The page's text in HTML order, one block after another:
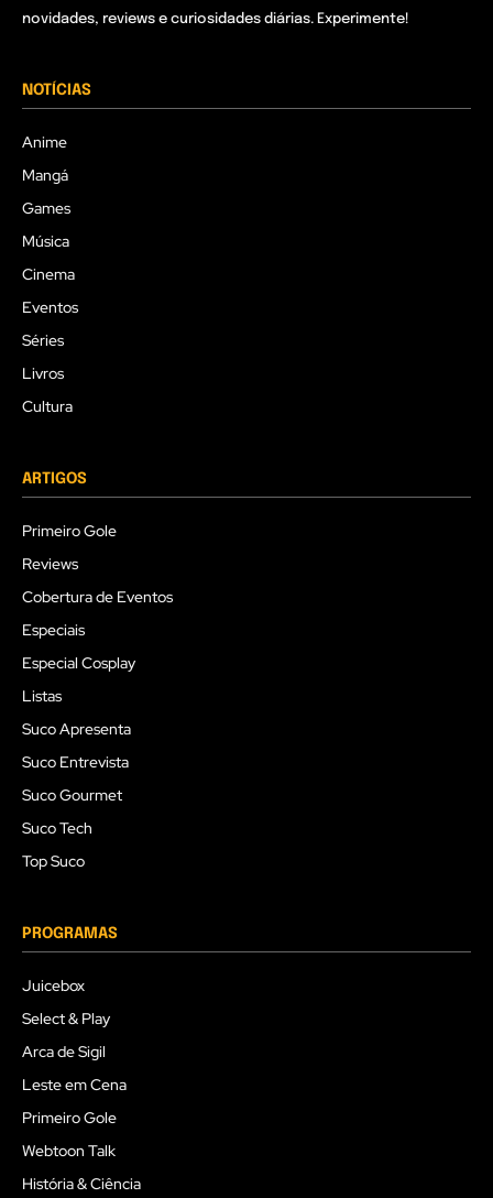
novidades, reviews e curiosidades diárias. Experimente!
NOTÍCIAS
Anime
Mangá
Games
Música
Cinema
Eventos
Séries
Livros
Cultura
ARTIGOS
Primeiro Gole
Reviews
Cobertura de Eventos
Especiais
Especial Cosplay
Listas
Suco Apresenta
Suco Entrevista
Suco Gourmet
Suco Tech
Top Suco
PROGRAMAS
Juicebox
Select & Play
Arca de Sigil
Leste em Cena
Primeiro Gole
Webtoon Talk
História & Ciência